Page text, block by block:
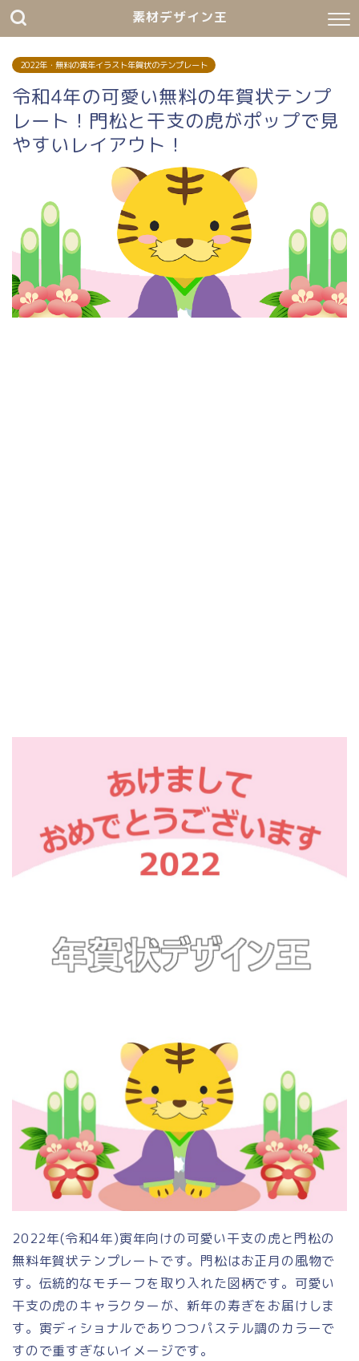
素材デザイン王
2022年・無料の寅年イラスト年賀状のテンプレート
令和4年の可愛い無料の年賀状テンプ
レート！門松と干支の虎がポップで見
やすいレイアウト！
2022年(令和4年)寅年向けの可愛い干支の虎と門松の
無料年賀状テンプレートです。門松はお正月の風物で
す。伝統的なモチーフを取り入れた図柄です。可愛い
干支の虎のキャラクターが、新年の寿ぎをお届けしま
す。寅ディショナルでありつつパステル調のカラーで
すので重すぎないイメージです。